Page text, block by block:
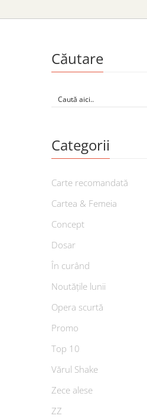
Căutare
Categorii
Carte recomandată
Cartea & Femeia
Concept
Dosar
În curând
Noutățile lunii
Opera scurtă
Promo
Top 10
Vărul Shake
Zece alese
ZZ